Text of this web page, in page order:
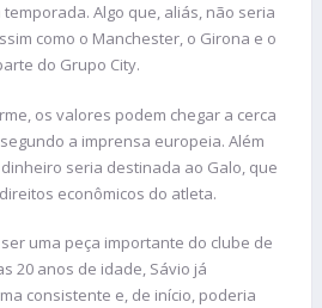
Algo que, aliás, não seria
como o Manchester, o Girona e o
do Grupo City.
os valores podem chegar a cerca
a imprensa europeia. Além
seria destinada ao Galo, que
econômicos do atleta.
uma peça importante do clube de
20 anos de idade, Sávio já
consistente e, de início, poderia